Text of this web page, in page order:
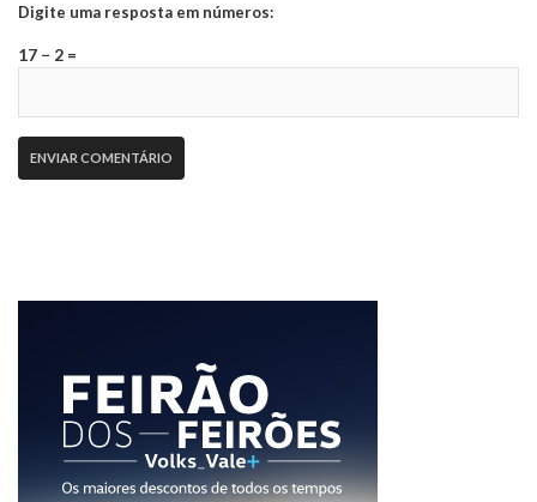
Digite uma resposta em números:
17 − 2 =